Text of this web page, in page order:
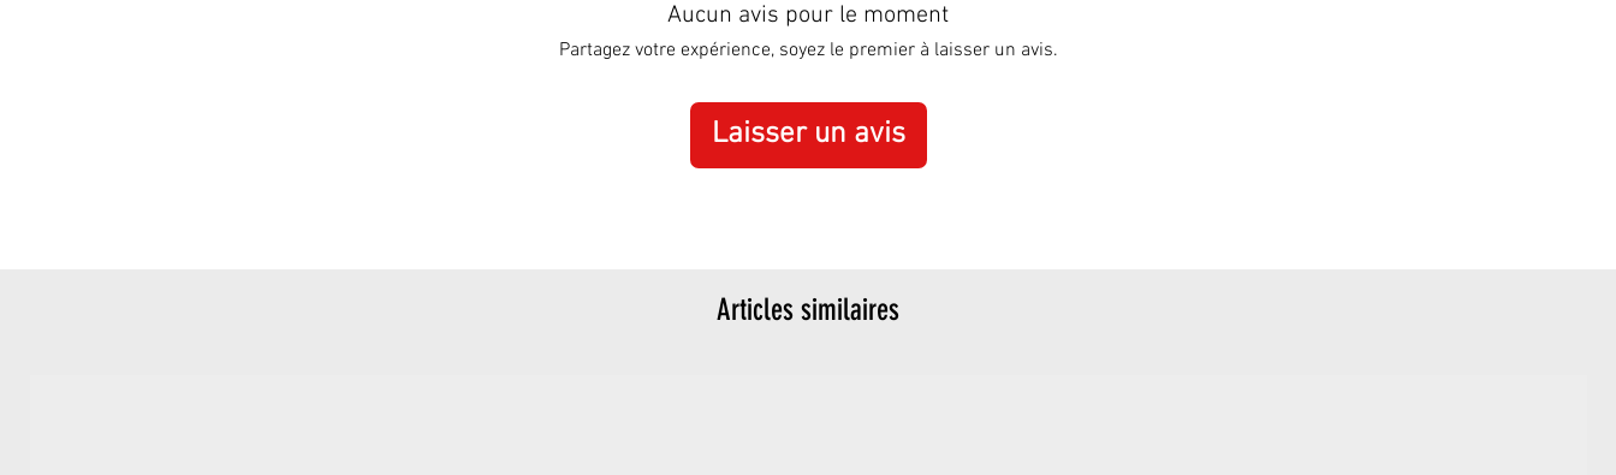
Aucun avis pour le moment
Partagez votre expérience, soyez le premier à laisser un avis.
Laisser un avis
Articles similaires